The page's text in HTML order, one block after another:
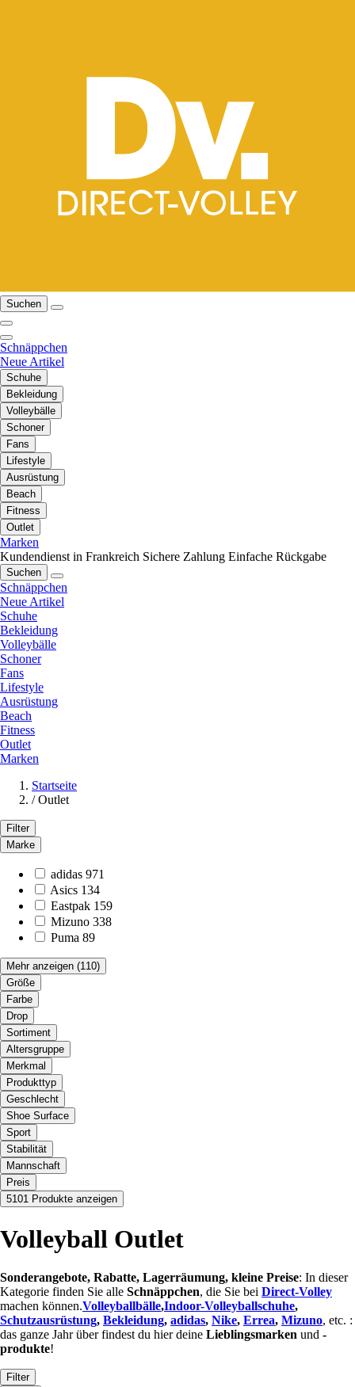
Suchen
Schnäppchen
Neue Artikel
Schuhe
Bekleidung
Volleybälle
Schoner
Fans
Lifestyle
Ausrüstung
Beach
Fitness
Outlet
Marken
Kundendienst in Frankreich Sichere Zahlung Einfache Rückgabe
Suchen
Schnäppchen
Neue Artikel
Schuhe
Bekleidung
Volleybälle
Schoner
Fans
Lifestyle
Ausrüstung
Beach
Fitness
Outlet
Marken
Startseite
/ Outlet
Filter
Marke
adidas 971
Asics 134
Eastpak 159
Mizuno 338
Puma 89
Mehr anzeigen (110)
Größe
Farbe
Drop
Sortiment
Altersgruppe
Merkmal
Produkttyp
Geschlecht
Shoe Surface
Sport
Stabilität
Mannschaft
Preis
5101 Produkte anzeigen
Volleyball Outlet
Sonderangebote, Rabatte, Lagerräumung, kleine Preise: In dieser
Kategorie finden Sie alle Schnäppchen, die Sie bei Direct-Volley
machen können.Volleyballbälle,Indoor-Volleyballschuhe,
Schutzausrüstung, Bekleidung, adidas, Nike, Errea, Mizuno, etc. :
das ganze Jahr über findest du hier deine Lieblingsmarken und -
produkte!
Filter